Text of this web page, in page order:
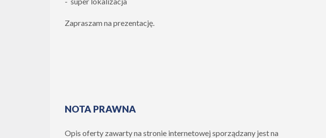
Zapraszam na prezentację.
NOTA PRAWNA
Opis oferty zawarty na stronie internetowej sporządzany jest na